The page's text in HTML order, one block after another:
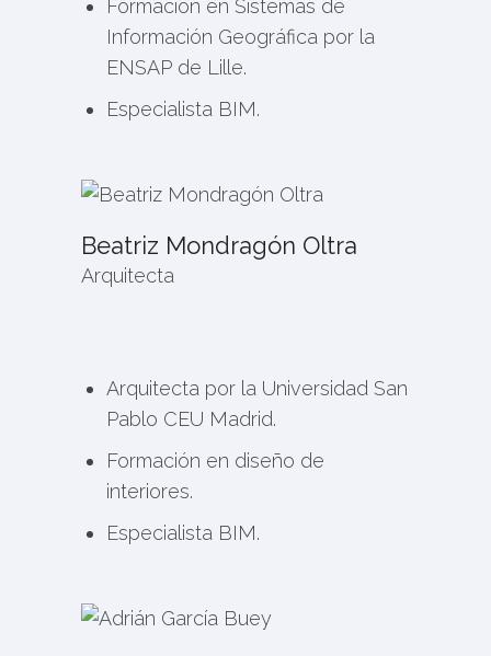
Formación en Sistemas de
Información Geográfica por la
ENSAP de Lille.
Especialista BIM.
Beatriz Mondragón Oltra
Arquitecta
Arquitecta por la Universidad San
Pablo CEU Madrid.
Formación en diseño de
interiores.
Especialista BIM.